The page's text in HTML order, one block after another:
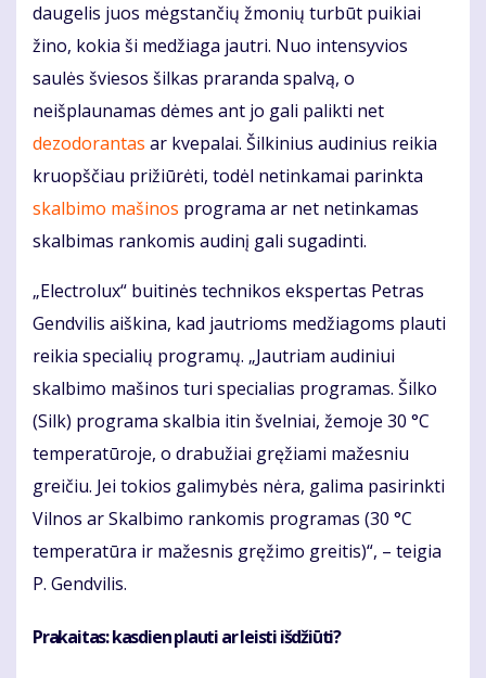
daugelis juos mėgstančių žmonių turbūt puikiai
žino, kokia ši medžiaga jautri. Nuo intensyvios
saulės šviesos šilkas praranda spalvą, o
neišplaunamas dėmes ant jo gali palikti net
dezodorantas ar kvepalai. Šilkinius audinius reikia
kruopščiau prižiūrėti, todėl netinkamai parinkta
skalbimo mašinos programa ar net netinkamas
skalbimas rankomis audinį gali sugadinti.
„Electrolux“ buitinės technikos ekspertas Petras
Gendvilis aiškina, kad jautrioms medžiagoms plauti
reikia specialių programų. „Jautriam audiniui
skalbimo mašinos turi specialias programas. Šilko
(Silk) programa skalbia itin švelniai, žemoje 30 °C
temperatūroje, o drabužiai gręžiami mažesniu
greičiu. Jei tokios galimybės nėra, galima pasirinkti
Vilnos ar Skalbimo rankomis programas (30 °C
temperatūra ir mažesnis gręžimo greitis)“, – teigia
P. Gendvilis.
Prakaitas: kasdien plauti ar leisti išdžiūti?